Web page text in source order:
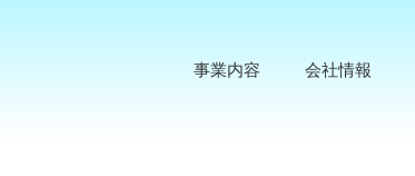
事業内容 会社情報